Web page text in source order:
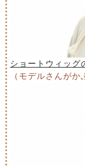
ショートウィッグ
（モデルさんが